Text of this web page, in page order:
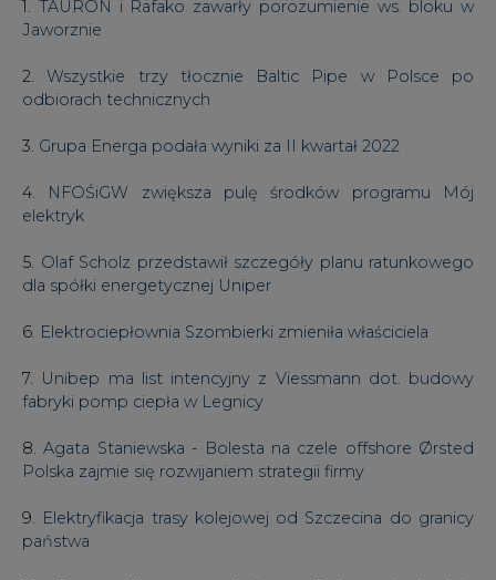
Jaworznie
2.Wszystkie trzy tłocznie Baltic Pipe w Polsce po
odbiorach technicznych
3. Grupa Energa podała wyniki za II kwartał 2022
4. NFOŚiGW zwiększa pulę środków programu Mój
elektryk
5. Olaf Scholz przedstawił szczegóły planu ratunkowego
dla spółki energetycznej Uniper
6. Elektrociepłownia Szombierki zmieniła właściciela
7. Unibep ma list intencyjny z Viessmann dot. budowy
fabryki pomp ciepła w Legnicy
8. Agata Staniewska - Bolesta na czele offshore Ørsted
Polska zajmie się rozwijaniem strategii firmy
9. Elektryfikacja trasy kolejowej od Szczecina do granicy
państwa